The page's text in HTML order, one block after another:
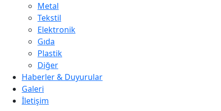
Metal
Tekstil
Elektronik
Gıda
Plastik
Diğer
Haberler & Duyurular
Galeri
İletişim